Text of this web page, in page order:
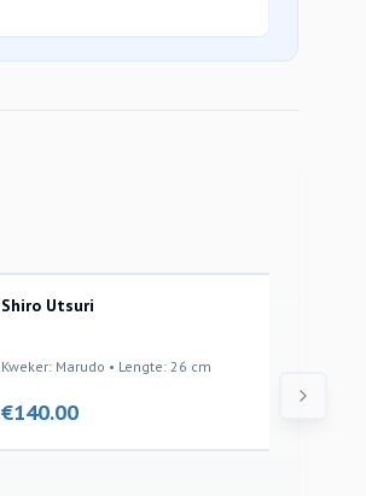
Shiro Utsuri
Kweker: Marudo • Lengte: 26 cm
€140.00